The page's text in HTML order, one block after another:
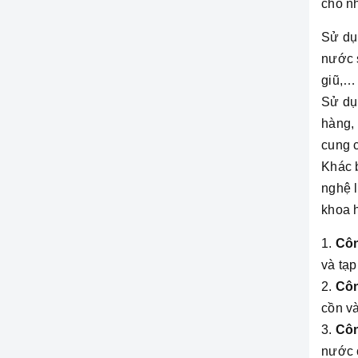
cho
Sử
nước
giũ,…
Sử
cung
Khác
nghệ
khoa
và
cồn
nước